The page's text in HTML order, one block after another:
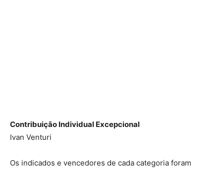
Contribuição Individual Excepcional
Ivan Venturi
Os indicados e vencedores de cada categoria foram